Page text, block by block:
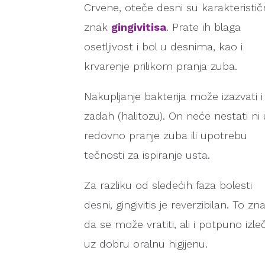
Crvene, oteče desni su
znak gingivitisa. Prate ih blaga
osetljivost i bol u desnima, kao i
krvarenje prilikom pranja zuba.
Nakupljanje bakterija može izazvati i
zadah (halitozu). On neće nestati ni
redovno pranje zuba ili upotrebu
tečnosti za ispiranje usta.
Za razliku od sledećih faza bolesti
desni, gingivitis je reverzibilan. To
da se može vratiti, ali i potpuno
uz dobru oralnu higijenu.